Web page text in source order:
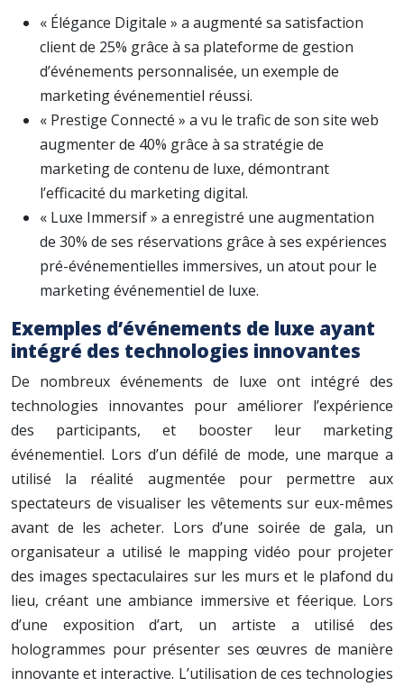
« Élégance Digitale » a augmenté sa satisfaction
client de 25% grâce à sa plateforme de gestion
d’événements personnalisée, un exemple de
marketing événementiel réussi.
« Prestige Connecté » a vu le trafic de son site web
augmenter de 40% grâce à sa stratégie de
marketing de contenu de luxe, démontrant
l’efficacité du marketing digital.
« Luxe Immersif » a enregistré une augmentation
de 30% de ses réservations grâce à ses expériences
pré-événementielles immersives, un atout pour le
marketing événementiel de luxe.
Exemples d’événements de luxe ayant
intégré des technologies innovantes
De nombreux événements de luxe ont intégré des
technologies innovantes pour améliorer l’expérience
des participants, et booster leur marketing
événementiel. Lors d’un défilé de mode, une marque a
utilisé la réalité augmentée pour permettre aux
spectateurs de visualiser les vêtements sur eux-mêmes
avant de les acheter. Lors d’une soirée de gala, un
organisateur a utilisé le mapping vidéo pour projeter
des images spectaculaires sur les murs et le plafond du
lieu, créant une ambiance immersive et féerique. Lors
d’une exposition d’art, un artiste a utilisé des
hologrammes pour présenter ses œuvres de manière
innovante et interactive. L’utilisation de ces technologies